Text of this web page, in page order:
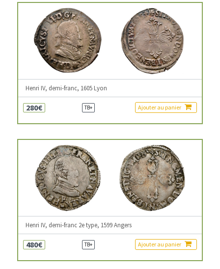
Henri IV, demi-franc, 1605 Lyon
280€ TB+ Ajouter au panier
Henri IV, demi-franc 2e type, 1599 Angers
480€ TB+ Ajouter au panier